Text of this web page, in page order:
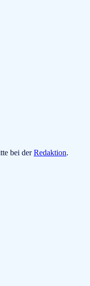
bei derRedaktion.